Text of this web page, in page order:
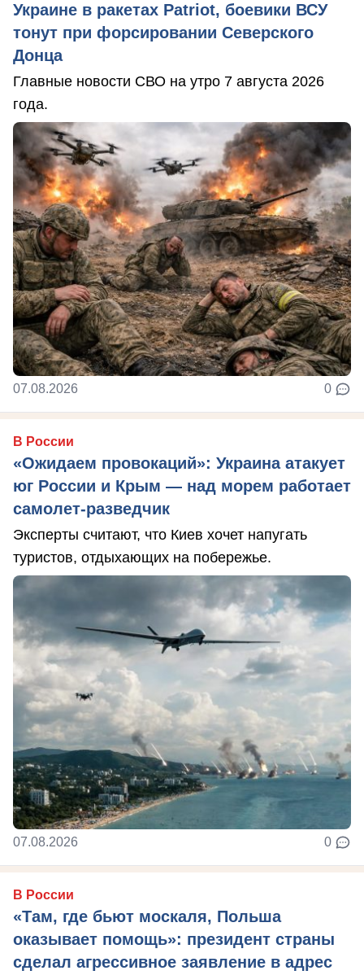
Украине в ракетах Patriot, боевики ВСУ
тонут при форсировании Северского
Донца
Главные новости СВО на утро 7 августа 2026
года.
07.08.2026 0
В России
«Ожидаем провокаций»: Украина атакует
юг России и Крым — над морем работает
самолет-разведчик
Эксперты считают, что Киев хочет напугать
туристов, отдыхающих на побережье.
07.08.2026 0
В России
«Там, где бьют москаля, Польша
оказывает помощь»: президент страны
сделал агрессивное заявление в адрес